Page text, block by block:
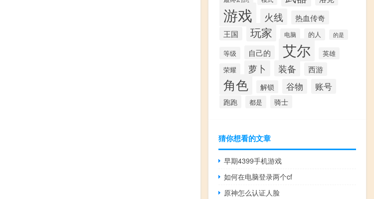
游戏 火线 热血传奇
王国 玩家 电脑 的人 的是
等级 自己的 艾尔 英雄
荣耀 萝卜 装备 西游
角色 解锁 谷物 账号
跑跑 都是 骑士
猜你想看的文章
早期4399手机游戏
如何在电脑登录两个cf
原神怎么认证人脸